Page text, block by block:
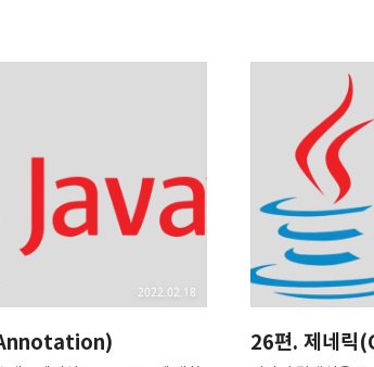
면 서로 관련 있는 상수를
니다. 예를 들어서 방위(동, 서,
을 아래와 같이 쓸 수 있습니다.
EAST, WEST, SOUTH,
관습 열거형 작명 규칙은
말이죠. 여기서 출
원격 네트워크, 데
같이 다양한 자원
잡고 외부 자원(파
싶다고 해봅시다.
출발지 혹은 데이
출발지에서 생성
흐릅니다. 이때 이 흐
2022.02.18
26편. 제네릭